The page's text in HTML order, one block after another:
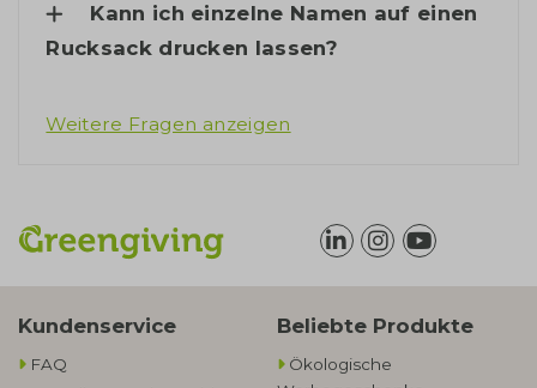
Kann ich einzelne Namen auf einen
Rucksack drucken lassen?
Weitere Fragen anzeigen
Kundenservice
FAQ
Beliebte Produkte
Ökologische